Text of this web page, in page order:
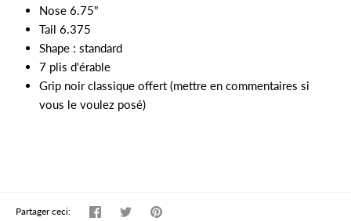
Nose 6.75"
Tail 6.375
Shape : standard
7 plis d'érable
Grip noir classique offert (mettre en commentaires si
vous le voulez posé)
Partager ceci: PartagerTweeterÉpingler